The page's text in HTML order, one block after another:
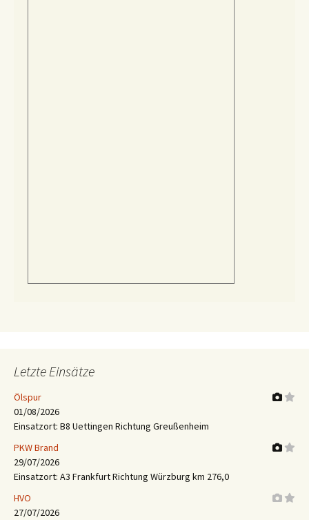
Letzte Einsätze
Ölspur
01/08/2026
Einsatzort: B8 Uettingen Richtung Greußenheim
PKW Brand
29/07/2026
Einsatzort: A3 Frankfurt Richtung Würzburg km 276,0
HVO
27/07/2026